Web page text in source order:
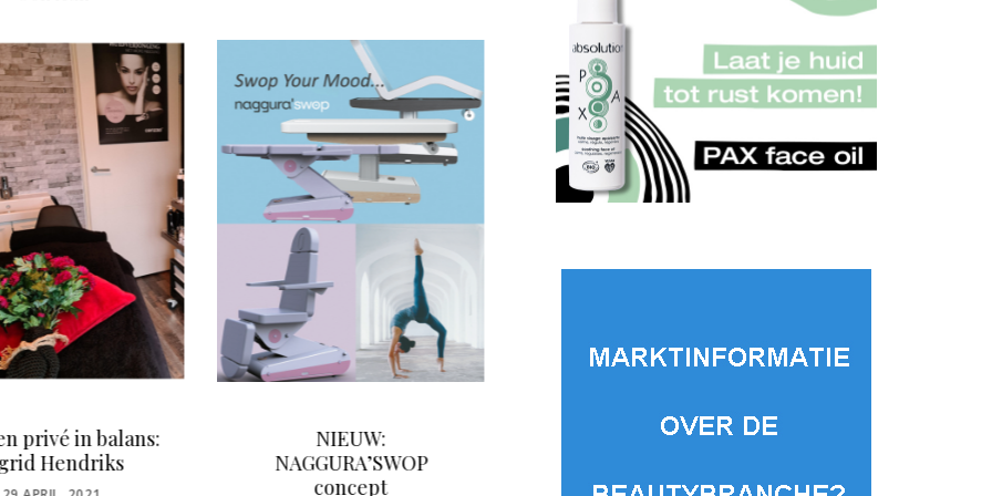
NIEUW:
concept
Tarieven botulinetoxine
behandelingen
verschillen enorm per
Ontdek de Kracht van
Masseurs